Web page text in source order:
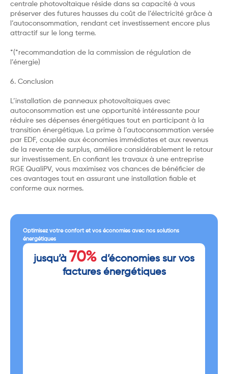
centrale photovoltaïque réside dans sa capacité à vous
préserver des futures hausses du coût de l’électricité grâce à
l’autoconsommation, rendant cet investissement encore plus
attractif sur le long terme.
*(*recommandation de la commission de régulation de
l’énergie)
6. Conclusion
L’installation de panneaux photovoltaïques avec
autoconsommation est une opportunité intéressante pour
réduire ses dépenses énergétiques tout en participant à la
transition énergétique. La prime à l’autoconsommation versée
par EDF, couplée aux économies immédiates et aux revenus
de la revente de surplus, améliore considérablement le retour
sur investissement. En confiant les travaux à une entreprise
RGE QualiPV, vous maximisez vos chances de bénéficier de
ces avantages tout en assurant une installation fiable et
conforme aux normes.
Optimisez votre confort et vos économies avec nos solutions
énergétiques
jusqu’à 70% d’économies sur vos
factures énergétiques